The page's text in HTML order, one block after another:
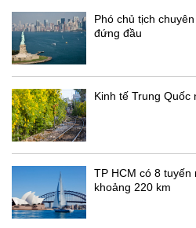
Phó chủ tịch
đứng đầu
Kinh tế Trung
TP HCM có 8
khoảng 220 km